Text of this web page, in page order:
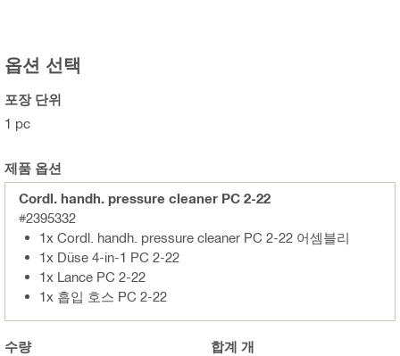
옵션 선택
포장 단위
1 pc
제품 옵션
Cordl. handh. pressure cleaner PC 2-22
#2395332
1x Cordl. handh. pressure cleaner PC 2-22 어셈블리
1x Düse 4-in-1 PC 2-22
1x Lance PC 2-22
1x 흡입 호스 PC 2-22
수량 합계 개